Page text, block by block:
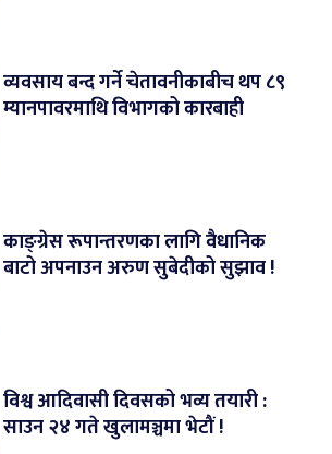
व्यवसाय बन्द गर्ने चेतावनीकाबीच थप ८९
म्यानपावरमाथि विभागको कारबाही
काङ्ग्रेस रूपान्तरणका लागि वैधानिक
बाटो अपनाउन अरुण सुबेदीको सुझाव !
विश्व आदिवासी दिवसको भव्य तयारी :
साउन २४ गते खुलामञ्चमा भेटौं !